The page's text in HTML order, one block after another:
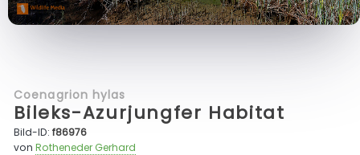
Coenagrion hylas
Bileks-Azurjungfer Habitat
Bild-ID:f86976
vonRotheneder Gerhard